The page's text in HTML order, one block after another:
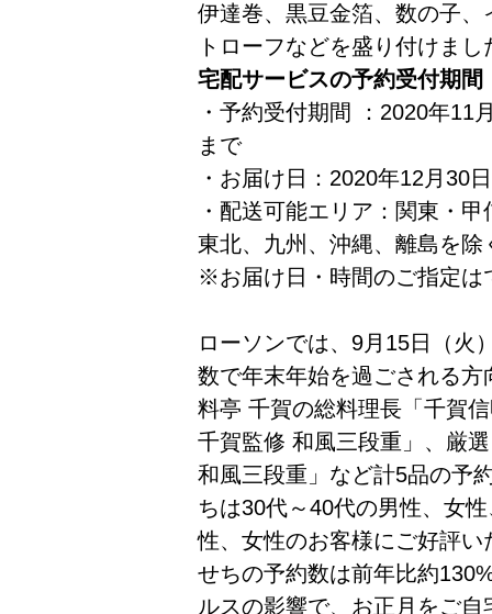
伊達巻、黒豆金箔、数の子
トローフなどを盛り付けまし
宅配サービスの予約受付期
・予約受付期間 ：2020年11
まで
・お届け日：2020年12月30
・配送可能エリア：関東・
東北、九州、沖縄、離島を除
※お届け日・時間のご指定は
ローソンでは、9月15日（火
数で年末年始を過ごされる
料亭 千賀の総料理長「千賀
千賀監修 和風三段重」、厳
和風三段重」など計5品の予
ちは30代～40代の男性、女
性、女性のお客様にご好評
せちの予約数は前年比約
ルスの影響で、お正月をご